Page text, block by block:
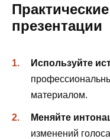
презентации
Используйте
материалом.
Меняйте
изменений